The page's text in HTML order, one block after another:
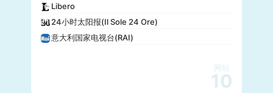
Libero
24小时太阳报(Il Sole 24 Ore)
意大利国家电视台(RAI)
网站
10